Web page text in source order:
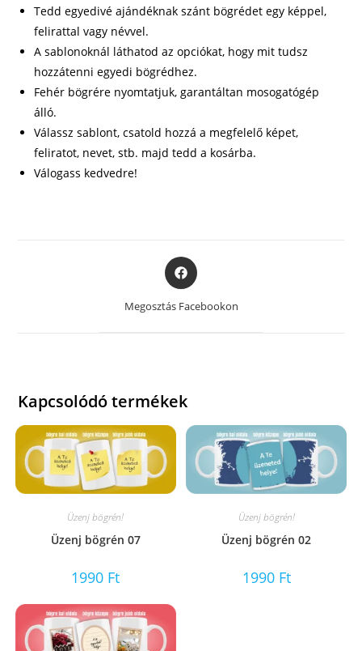
Tedd egyedivé ajándéknak szánt bögrédet egy képpel,
felirattal vagy névvel.
A sablonoknál láthatod az opciókat, hogy mit tudsz
hozzátenni egyedi bögrédhez.
Fehér bögrére nyomtatjuk, garantáltan mosogatógép
álló.
Válassz sablont, csatold hozzá a megfelelő képet,
feliratot, nevet, stb. majd tedd a kosárba.
Válogass kedvedre!
Opens
in
a
new
Megosztás Facebookon
Kapcsolódó termékek
Üzenj bögrén!
Üzenj bögrén 07
1990 Ft
Üzenj bögrén!
Üzenj bögrén 02
1990 Ft